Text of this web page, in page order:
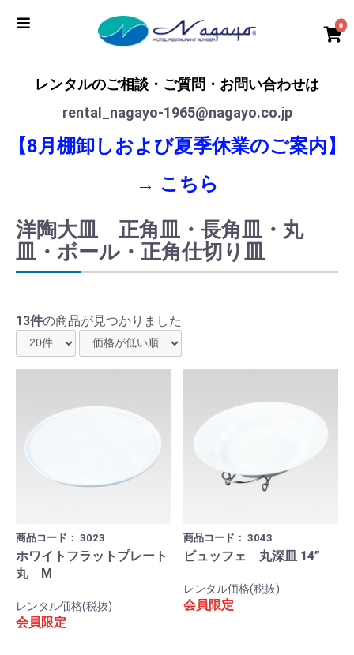
0
レンタルのご相談・ご質問・お問い合わせは
rental_nagayo-1965@nagayo.co.jp
【8月棚卸しおよび夏季休業のご案内】
→ こちら
洋陶大皿 正角皿・長角皿・丸
皿・ボール・正角仕切り皿
13件の商品が見つかりました
商品コード： 3023
ホワイトフラットプレート
丸 M
レンタル価格(税抜)
会員限定
商品コード： 3043
ビュッフェ 丸深皿 14”
レンタル価格(税抜)
会員限定